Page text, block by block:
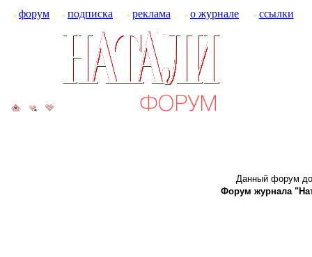
форум подписка реклама о журнале ссылки
Данный форум
Форум журнала